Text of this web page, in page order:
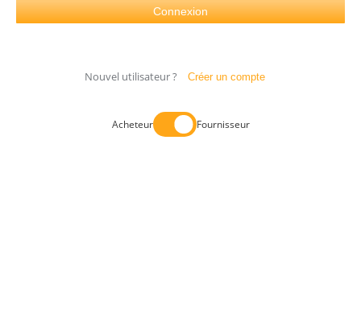
Nouvel utilisateur ? Créer un compte
Acheteur Fournisseur